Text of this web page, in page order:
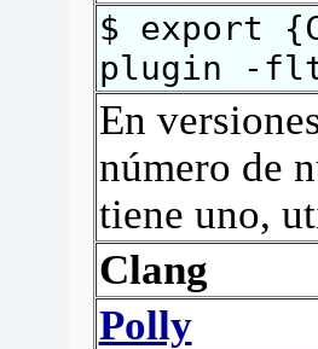
$ export
plugin -
En
número de
tiene uno,
Clang
Polly